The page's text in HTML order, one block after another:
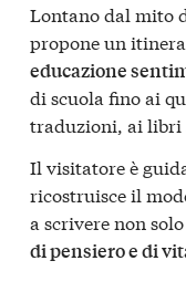
Lontano dal mito
propone un
educazione
di scuola fino ai
traduzioni, ai libri
Il visitatore è
ricostruisce il
a scrivere non
di pensiero e di